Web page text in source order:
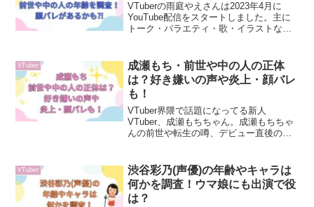
VTuberの雨庭やえさんは2023年4月に
YouTube配信をスタートしました。主に
トーク・バラエティ・歌・イラストなど
は、どんな人なのでしょうか？前世も気
になりますね。そこで、雨庭やえの中の
人や前世を調査しました。
VTuber
成瀬もち・前世や中の人の正体
は？好き嫌いの声や炎上・顔バレ
も！
VTuber界隈で話題になってる新人
VTuber、成瀬もちちゃん。成瀬もちちゃ
んの前世や転生の噂、デビュー直後の炎
す。この記事では、そんな彼女の前世や
転生があるのか？中の人の年齢や正体、
炎上や顔バレがあるかなど、調査しまし
た。
VTuber
渋谷彩乃(声優)の年齢やキャラは
何かを調査！ウマ娘にも出演で役
は？